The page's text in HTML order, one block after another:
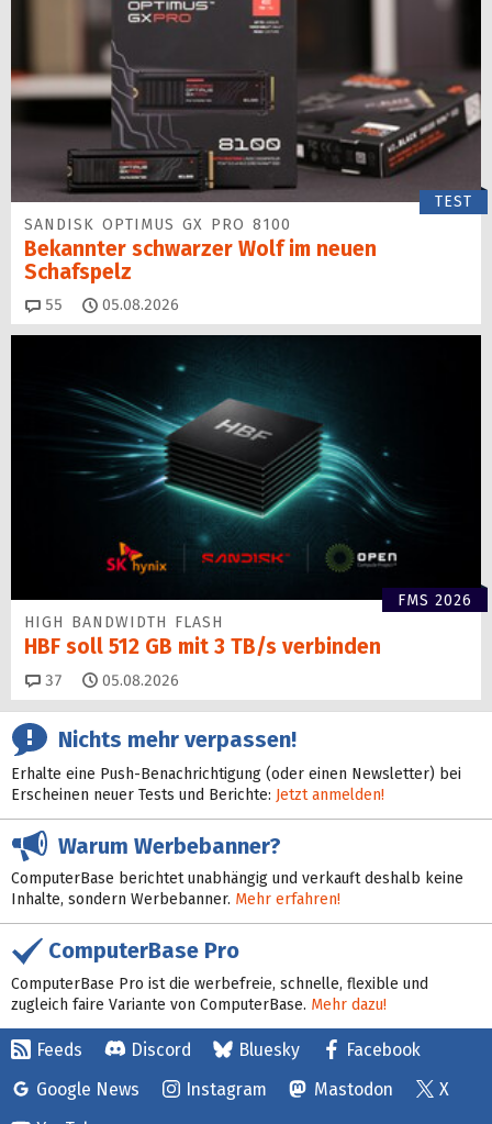
TEST
SANDISK OPTIMUS GX PRO 8100
Bekannter schwarzer Wolf im neuen
Schafspelz
55 Kommentare
05.08.2026
FMS 2026
HIGH BANDWIDTH FLASH
HBF soll 512 GB mit 3 TB/s verbinden
37 Kommentare
05.08.2026
Nichts mehr verpassen!
Erhalte eine Push-Benachrichtigung (oder einen Newsletter) bei
Erscheinen neuer Tests und Berichte: Jetzt anmelden!
Warum Werbebanner?
ComputerBase berichtet unabhängig und verkauft deshalb keine
Inhalte, sondern Werbebanner. Mehr erfahren!
ComputerBase Pro
ComputerBase Pro ist die werbefreie, schnelle, flexible und
zugleich faire Variante von ComputerBase. Mehr dazu!
Feeds Discord Bluesky
Facebook
Google News
Instagram Mastodon
X